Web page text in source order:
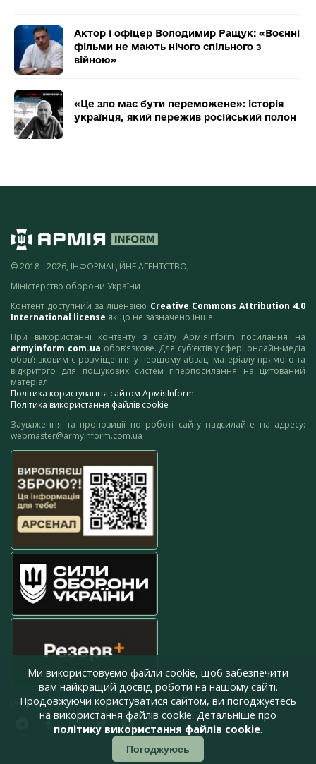
Актор і офіцер Володимир Ращук: «Воєнні
фільми не мають нічого спільного з
війною»
«Це зло має бути переможене»: історія
українця, який пережив російський полон
© 2018 - 2026, ІНФОРМАЦІЙНЕ АГЕНТСТВО,
Міністерство оборони України
Контент доступний за ліцензією Creative Commons Attribution 4.0
International license якщо не зазначено інше.
При використанні контенту з сайту АрміяInform посилання на
armyinform.com.ua обов’язкове. Для суб’єктів у сфері онлайн-медіа
обов’язковим є розміщення у першому абзаці матеріалу прямого та
відкритого для пошукових систем гіперпосилання на цитований
матеріал.
Політика користування сайтом АрміяInform
Політика використання файлів cookie
Зауваження та пропозиції по роботі сайту надсилайте на адресу:
webmaster@armyinform.com.ua
press@armyinform.com.ua
Ми використовуємо файли cookie, щоб забезпечити
вам найкращий досвід роботи на нашому сайті.
Продовжуючи користуватися сайтом, ви погоджуєтесь
на використання файлів cookie. Детальніше про
політику використання файлів cookie.
Погоджуюсь